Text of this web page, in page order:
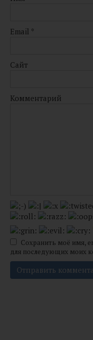
Email *
Сайт
Комментарий
Сохранить моё имя,
для последующих моих